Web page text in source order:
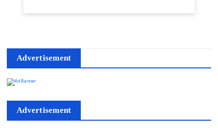
Advertisement
Advertisement